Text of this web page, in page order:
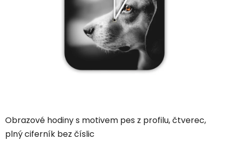
Obrazové hodiny s motivem pes z profilu, čtverec,
plný ciferník bez číslic